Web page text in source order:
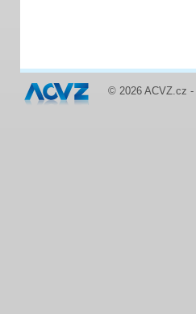
© 2026 ACVZ.cz -